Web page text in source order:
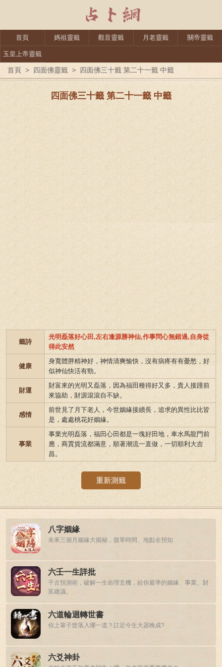
首頁 媽祖靈籤 觀音靈籤 月老靈籤 關帝靈籤
玉皇上帝靈籤
首頁 > 四面佛靈籤 > 四面佛三十籤 第二十一籤 中籤
四面佛三十籤 第二十一籤 中籤
籤詩
光明磊落好心田,左右逢源勝神仙,作事問心無錯過,自身從
得此安然
健康
身寬體胖精神好，神情清爽愉快，沒有病疼有有憂愁，好
似神仙快活有勁。
財運
財富來的光明又磊落，因為福田種得好又多，貴人接踵前
來協助，財源滾滾自不缺。
感情
前世見了月下老人，今世姻緣接續長，追求的異性比比皆
是，處處桃花好姻緣。
事業
事業光明磊落，福田心田都是一塊好田地，車水馬龍門前
應，商賈貨流都滿意，順著潮流一直做，一切順利大吉
昌。
重新測籤
八字姻緣
未來三個月姻緣大揭秘，脫單時間、地點全預知
六壬一生詳批
千古預測術，破解一生命理玄機，給你最準的姻緣、事業、財
富建議。
六道輪迴轉世書
你上輩子曾落入哪一道？註定今生大器晚成?
六爻神卦